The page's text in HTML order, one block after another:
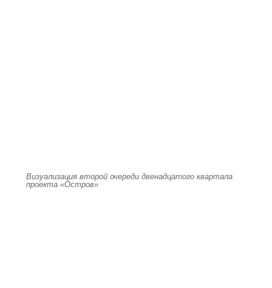
Визуализация второй очереди двенадцатого квартала
проекта «Остров»